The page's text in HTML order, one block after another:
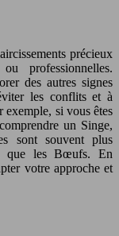
précieux
professionnelles.
des autres signes
les conflits et à
exemple, si vous êtes
un Singe,
sont souvent plus
que les Bœufs. En
votre approche et